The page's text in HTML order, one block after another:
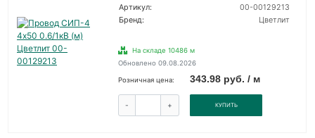
Артикул:
00-00129213
Бренд:
Цветлит
На складе 10486 м
Обновлено 09.08.2026
Розничная цена: 343.98 руб. / м
- + КУПИТЬ